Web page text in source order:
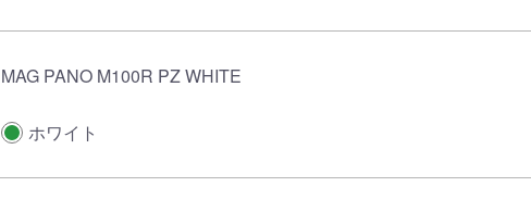
MAG PANO M100R PZ WHITE
ホワイト